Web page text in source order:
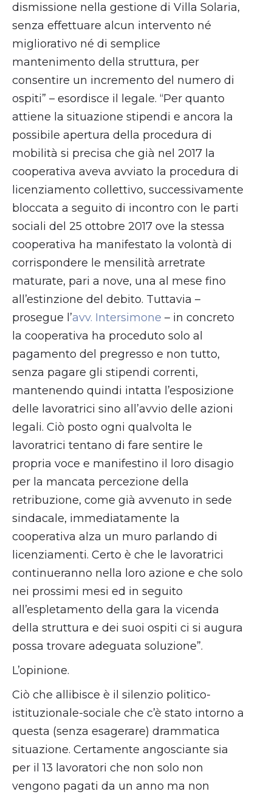
dismissione nella gestione di Villa Solaria,
senza effettuare alcun intervento né
migliorativo né di semplice
mantenimento della struttura, per
consentire un incremento del numero di
ospiti” – esordisce il legale. “Per quanto
attiene la situazione stipendi e ancora la
possibile apertura della procedura di
mobilità si precisa che già nel 2017 la
cooperativa aveva avviato la procedura di
licenziamento collettivo, successivamente
bloccata a seguito di incontro con le parti
sociali del 25 ottobre 2017 ove la stessa
cooperativa ha manifestato la volontà di
corrispondere le mensilità arretrate
maturate, pari a nove, una al mese fino
all’estinzione del debito. Tuttavia –
prosegue l’avv. Intersimone – in concreto
la cooperativa ha proceduto solo al
pagamento del pregresso e non tutto,
senza pagare gli stipendi correnti,
mantenendo quindi intatta l’esposizione
delle lavoratrici sino all’avvio delle azioni
legali. Ciò posto ogni qualvolta le
lavoratrici tentano di fare sentire le
propria voce e manifestino il loro disagio
per la mancata percezione della
retribuzione, come già avvenuto in sede
sindacale, immediatamente la
cooperativa alza un muro parlando di
licenziamenti. Certo è che le lavoratrici
continueranno nella loro azione e che solo
nei prossimi mesi ed in seguito
all’espletamento della gara la vicenda
della struttura e dei suoi ospiti ci si augura
possa trovare adeguata soluzione”.
L’opinione.
Ciò che allibisce è il silenzio politico-
istituzionale-sociale che c’è stato intorno a
questa (senza esagerare) drammatica
situazione. Certamente angosciante sia
per il 13 lavoratori che non solo non
vengono pagati da un anno ma non